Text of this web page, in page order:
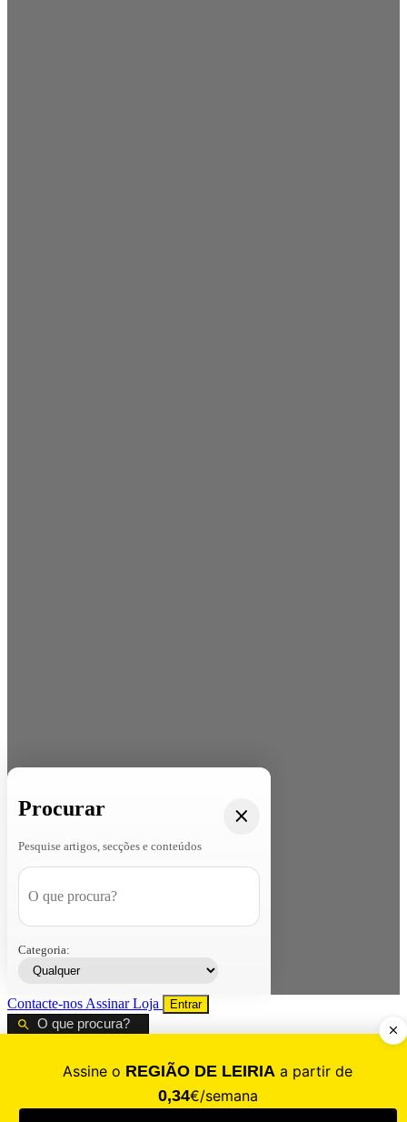
Procurar
Pesquise artigos, secções e conteúdos
Categoria:
Contacte-nos AssinarLoja Entrar